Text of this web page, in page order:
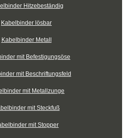
Hitzebeständig
Kabelbinder lösbar
Kabelbinder Metall
mit Befestigungsöse
mit Beschriftungsfeld
mit Metallzunge
mit Steckfuß
mit Stopper